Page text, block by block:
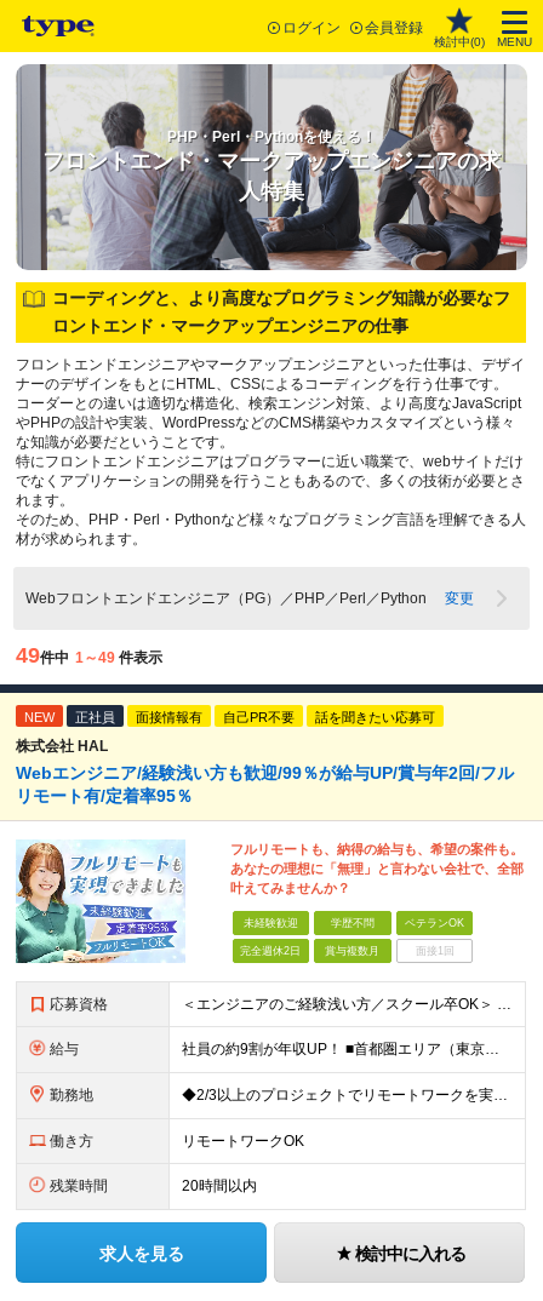
ログイン 会員登録
検討中(0) MENU
PHP・Perl・Pythonを使える！
フロントエンド・マークアップエンジニアの求
人特集
コーディングと、より高度なプログラミング知識が必要なフ
ロントエンド・マークアップエンジニアの仕事
フロントエンドエンジニアやマークアップエンジニアといった仕事は、デザイ
ナーのデザインをもとにHTML、CSSによるコーディングを行う仕事です。
コーダーとの違いは適切な構造化、検索エンジン対策、より高度なJavaScript
やPHPの設計や実装、WordPressなどのCMS構築やカスタマイズという様々
な知識が必要だということです。
特にフロントエンドエンジニアはプログラマーに近い職業で、webサイトだけ
でなくアプリケーションの開発を行うこともあるので、多くの技術が必要とさ
れます。
そのため、PHP・Perl・Pythonなど様々なプログラミング言語を理解できる人
材が求められます。
Webフロントエンドエンジニア（PG）／PHP／Perl／Python 変更
49件中 1～49 件表示
NEW 正社員 面接情報有 自己PR不要 話を聞きたい応募可
株式会社 HAL
Webエンジニア/経験浅い方も歓迎/99％が給与UP/賞与年2回/フル
リモート有/定着率95％
フルリモートも、納得の給与も、希望の案件も。
あなたの理想に「無理」と言わない会社で、全部
叶えてみませんか？
未経験歓迎 学歴不問 ベテランOK
完全週休2日 賞与複数月 面接1回
応募資格 ＜エンジニアのご経験浅い方／スクール卒OK＞ ◆学歴不問 ◆未経験OK ＜こんな方は大歓迎！＞ ◎今の収入に不満がある方 ◎新しい言語・スキルに挑戦したい方 ◎腰を据えて活躍したい方 ◎頑張りを評価
給与 社員の約9割が年収UP！ ■首都圏エリア（東京、神奈川、千葉、埼玉勤務） 月給25万円～26万円（固定残業代含む） ※固定残業代は、時間外労働の有無に関わらず17時間分を30,000円～31,200
勤務地 ◆2/3以上のプロジェクトでリモートワークを実施中！ ≪自社拠点≫ ・東京本社／東京都千代田区丸の内二丁目6番1号 丸の内パークビルディング6階 ・関西支社／⼤阪府⼤阪市中央区安⼟町2-3-13 ⼤
働き方 リモートワークOK
残業時間 20時間以内
求人を見る 検討中に入れる